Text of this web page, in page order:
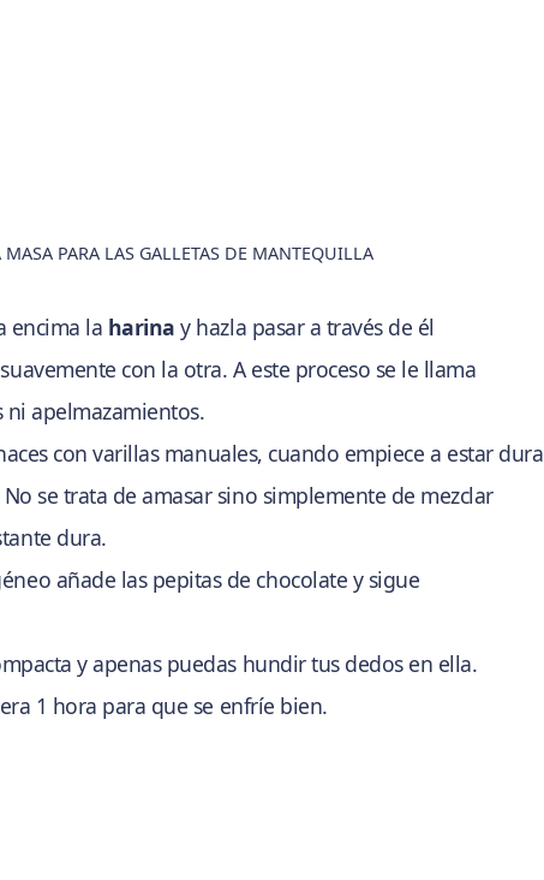
MASA PARA LAS GALLETAS DE MANTEQUILLA
encima la harina y hazla pasar a través de él
con la otra. A este proceso se le llama
apelmazamientos.
con varillas manuales, cuando empiece a estar dura
se trata de amasar sino simplemente de mezclar
dura.
añade las pepitas de chocolate y sigue
y apenas puedas hundir tus dedos en ella.
1 hora para que se enfríe bien.